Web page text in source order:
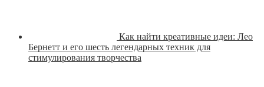
Как найти креативные идеи: Лео
Бернетт и его шесть легендарных техник для
стимулирования творчества